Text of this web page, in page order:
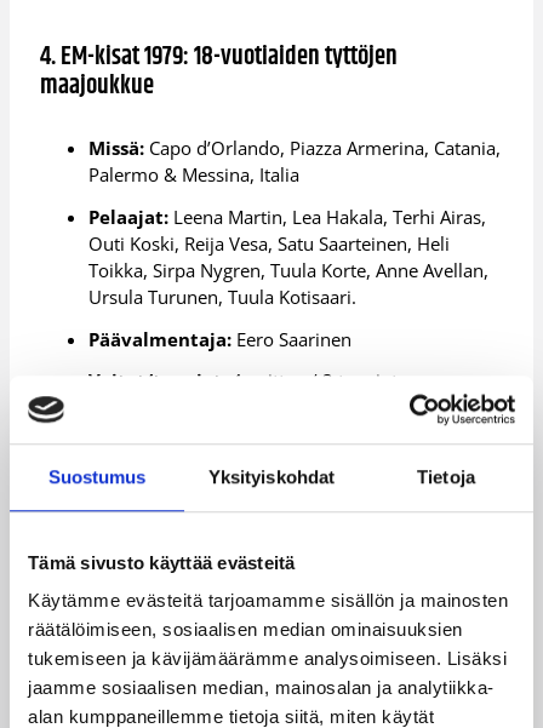
Suostumus Yksityiskohdat Tietoja
Tämä sivusto käyttää evästeitä
Käytämme evästeitä tarjoamamme sisällön ja mainosten
räätälöimiseen, sosiaalisen median ominaisuuksien
tukemiseen ja kävijämäärämme analysoimiseen. Lisäksi
jaamme sosiaalisen median, mainosalan ja analytiikka-
alan kumppaneillemme tietoja siitä, miten käytät
4. EM-kisat 1979: 18-vuotiaiden tyttöjen
maajoukkue
Missä: Capo d’Orlando, Piazza Armerina, Catania,
Palermo & Messina, Italia
Pelaajat: Leena Martin, Lea Hakala, Terhi Airas,
Outi Koski, Reija Vesa, Satu Saarteinen, Heli
Toikka, Sirpa Nygren, Tuula Korte, Anne Avellan,
Ursula Turunen, Tuula Kotisaari.
Päävalmentaja: Eero Saarinen
Voitot/tappiot:
4 voittoa / 3 tappiota
Päävalmentaja Eero Saarinen oli kiinnittänyt ennen
kisojen alkua huomionsa siihen, kuinka Itä-Blokin
maajoukkueet olivat vuodesta toiseen
Saarinen ryhmittikin joukkueensa EM-kisoihin
valmistavalla jaksolla Vierumäen urheiluopistolla
rohkeusharjoituksiin vahvistaakseen joukkueensa
henkistä kanttia.
Aloitettuaan kisat tappioilla jättiläisjoukkueita